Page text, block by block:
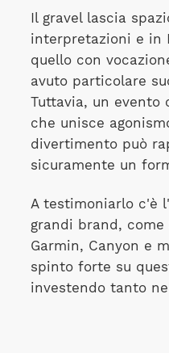
Il gravel lascia
interpretazioni e in
quello con
avuto particolare
Tuttavia, un evento
che unisce
divertimento può
sicuramente un
A testimoniarlo c'è
grandi brand, come
Garmin, Canyon e
spinto forte su
investendo tanto